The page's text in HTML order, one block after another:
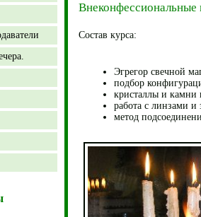
Внеконфессиональные
Состав курса:
Эгрегор свечной
подбор
кристаллы и камни
работа с линзами и
метод